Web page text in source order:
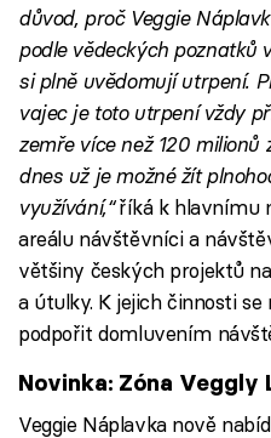
důvod, proč Veggie
podle vědeckých poznatků
si plně uvědomují utrpení.
vajec je toto utrpení vždy
zemře více než 120
dnes už je možné žít
využívání,“říká k hlavnímu
areálu návštěvníci a
většiny českých projektů
a útulky. K jejich činnosti
podpořit domluvením
Novinka: Zóna Veggly
Veggie Náplavka nově